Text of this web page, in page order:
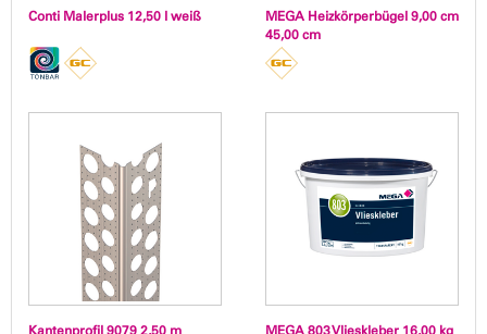
Conti Malerplus 12,50 l weiß
MEGA Heizkörperbügel 9,00 cm
45,00 cm
Kantenprofil 9079 2,50 m MEGA 803 Vlieskleber 16,00 kg